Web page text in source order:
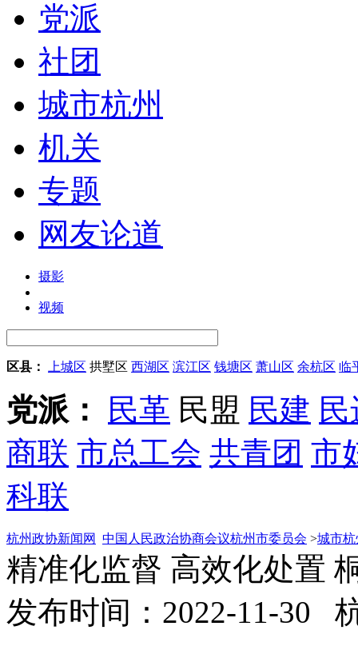
党派
社团
城市杭州
机关
专题
网友论道
摄影
视频
区县： 上城区 拱墅区 西湖区 滨江区 钱塘区 萧山区 余杭区 临
党派： 民革 民盟 民建
商联 市总工会 共青团 市
科联
杭州政协新闻网 中国人民政治协商会议杭州市委员会 >城市杭
精准化监督 高效化处置
发布时间：2022-11-30